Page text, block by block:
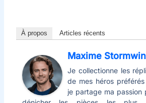
À propos Articles récents
Maxime
Je collectionne les
de mes héros
je partage ma passion